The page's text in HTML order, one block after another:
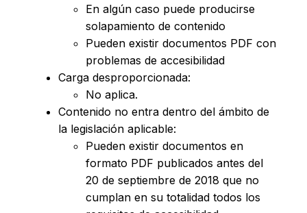
En algún caso puede producirse
solapamiento de contenido
Pueden existir documentos PDF con
problemas de accesibilidad
Carga desproporcionada:
No aplica.
Contenido no entra dentro del ámbito de
la legislación aplicable:
Pueden existir documentos en
formato PDF publicados antes del
20 de septiembre de 2018 que no
cumplan en su totalidad todos los